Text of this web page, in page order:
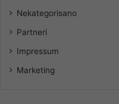
Nekategorisano
Partneri
Impressum
Marketing